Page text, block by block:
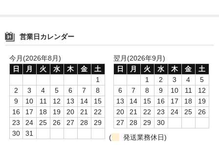
営業日カレンダー
今月(2026年8月)
日
月 火 水 木 金
土
1
2
3 4 5 6 7
8
9
10 11 12 13 14
15
16
17 18 19 20 21
22
23
24 25 26 27 28
29
30
31
翌月(2026年9月)
日
月 火 水 木 金
土
1
2 3 4
5
6
7 8 9 10 11
12
13
14 15 16 17 18
19
20
21 22 23 24 25
26
27
28 29
30
(
発送業務休日)